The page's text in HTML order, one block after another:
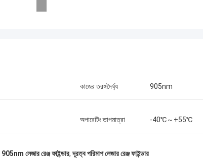
কাজের তরঙ্গদৈর্ঘ্য 905nm
অপারেটিং তাপমাত্রা -40℃～+55℃
905nm লেজার রেঞ্জ ফাইন্ডার,দূরত্ব পরিমাপ লেজার রেঞ্জ ফাইন্ডার